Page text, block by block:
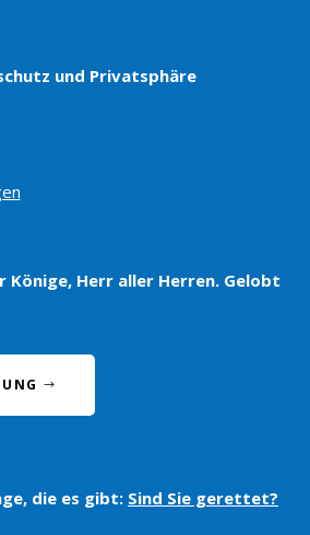
und Privatsphäre
Könige, Herr aller Herren. Gelobt
die es gibt: Sind Sie gerettet?